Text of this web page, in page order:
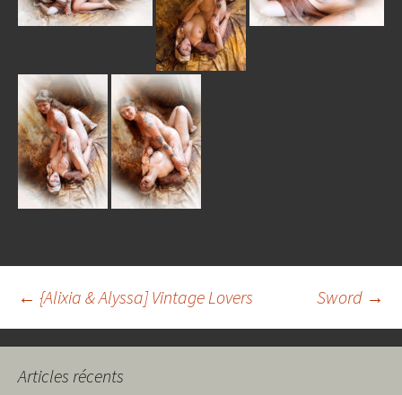
Navigation
des
← {Alixia & Alyssa] Vintage Lovers Sword →
Articles récents